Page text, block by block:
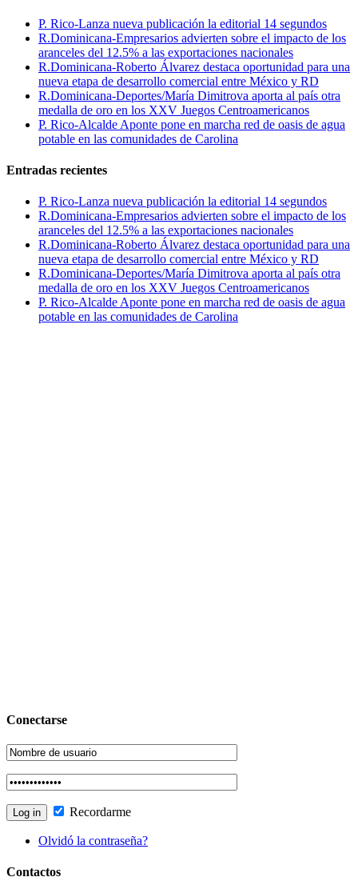
P. Rico-Lanza nueva publicación la editorial 14 segundos
R.Dominicana-Empresarios advierten sobre el impacto de los
aranceles del 12.5% a las exportaciones nacionales
R.Dominicana-Roberto Álvarez destaca oportunidad para una
nueva etapa de desarrollo comercial entre México y RD
R.Dominicana-Deportes/María Dimitrova aporta al país otra
medalla de oro en los XXV Juegos Centroamericanos
P. Rico-Alcalde Aponte pone en marcha red de oasis de agua
potable en las comunidades de Carolina
Entradas recientes
P. Rico-Lanza nueva publicación la editorial 14 segundos
R.Dominicana-Empresarios advierten sobre el impacto de los
aranceles del 12.5% a las exportaciones nacionales
R.Dominicana-Roberto Álvarez destaca oportunidad para una
nueva etapa de desarrollo comercial entre México y RD
R.Dominicana-Deportes/María Dimitrova aporta al país otra
medalla de oro en los XXV Juegos Centroamericanos
P. Rico-Alcalde Aponte pone en marcha red de oasis de agua
potable en las comunidades de Carolina
Conectarse
Recordarme
Olvidó la contraseña?
Contactos